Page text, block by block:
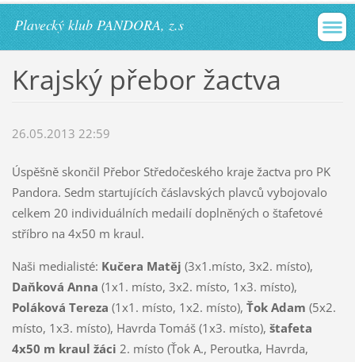
Plavecký klub PANDORA, z.s
Krajský přebor žactva
26.05.2013 22:59
Úspěšně skončil Přebor Středočeského kraje žactva pro PK
Pandora. Sedm startujících čáslavských plavců vybojovalo
celkem 20 individuálních medailí doplněných o štafetové
stříbro na 4x50 m kraul.
Naši medialisté: Kučera Matěj (3x1.místo, 3x2. místo),
Daňková Anna (1x1. místo, 3x2. místo, 1x3. místo),
Poláková Tereza (1x1. místo, 1x2. místo), Ťok Adam (5x2.
místo, 1x3. místo), Havrda Tomáš (1x3. místo), štafeta
4x50 m kraul žáci 2. místo (Ťok A., Peroutka, Havrda,